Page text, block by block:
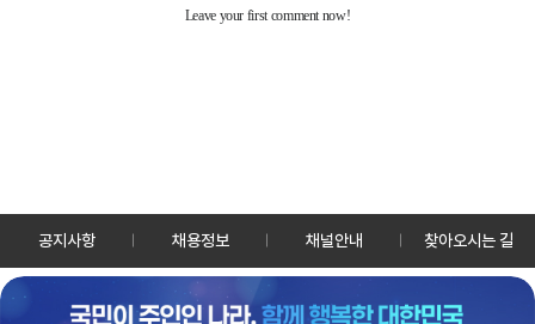
공지사항 채용정보 채널안내 찾아오시는 길
30128 세종특별자치시 정부2청사로 13 한국정책방송원 KTV
TEL: 044-204-8000